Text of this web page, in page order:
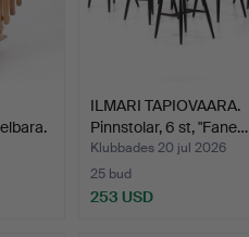
ILMARI TAPIOVAARA.
Pinnstolar, 6 st, "Fane…
Klubbades 20 jul 2026
25 bud
253 USD